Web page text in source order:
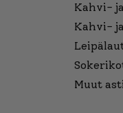
Kahvi-
Kahvi-
Muut